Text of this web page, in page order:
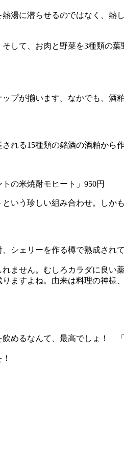
湯に潜らせるのではなく、
して、お肉と野菜を3種類の
プが揃います。なかでも、酒
れる15種類の銘酒の酒粕か
の米焼酎モヒート」950円
いう珍しい組み合わせ。しか
シェリーを作る樽で熟成され
ません。むしろカラダに良い
ますよね。由来は料理の神
めるなんて、最高でしょ！